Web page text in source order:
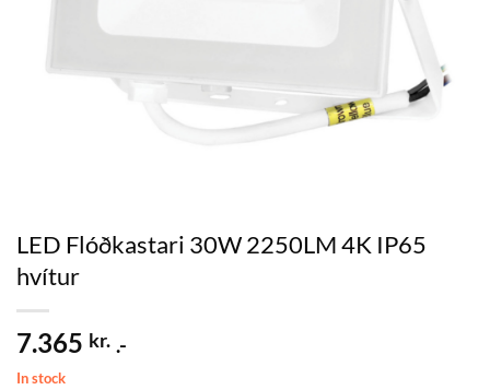
LED Flóðkastari 30W 2250LM 4K IP65
hvítur
7.365 kr. .-
In stock